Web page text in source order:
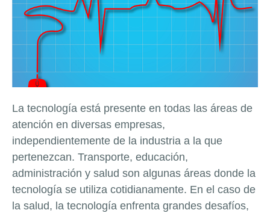
La tecnología está presente en todas las áreas de
atención en diversas empresas,
independientemente de la industria a la que
pertenezcan. Transporte, educación,
administración y salud son algunas áreas donde la
tecnología se utiliza cotidianamente. En el caso de
la salud, la tecnología enfrenta grandes desafíos,